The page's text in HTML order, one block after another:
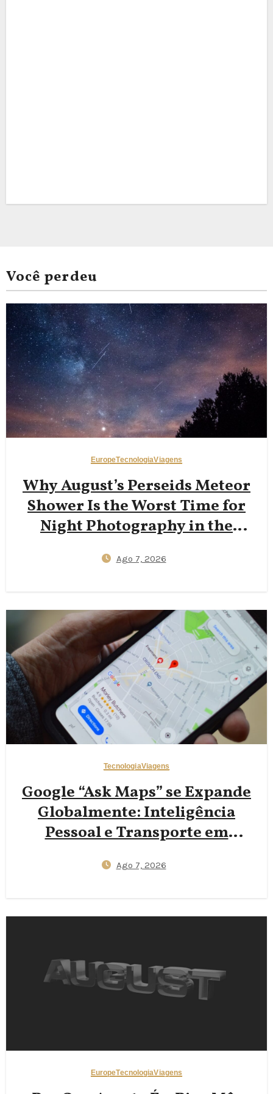
Você perdeu
EuropeTecnologiaViagens
Why August’s Perseids Meteor
Shower Is the Worst Time for
Night Photography in the
September New Moons Deliver
Ago 7, 2026
TecnologiaViagens
Google “Ask Maps” se Expande
Globalmente: Inteligência
Pessoal e Transporte em
Ago 7, 2026
EuropeTecnologiaViagens